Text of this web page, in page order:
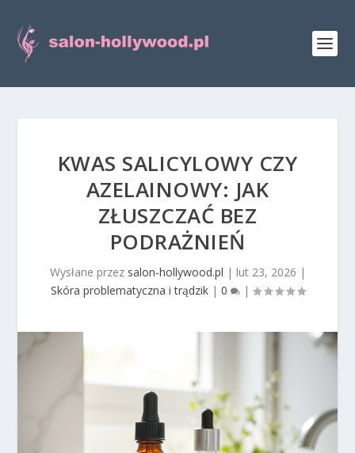
KWAS SALICYLOWY CZY
AZELAINOWY: JAK
ZŁUSZCZAĆ BEZ
PODRAŻNIEŃ
Wysłane przez salon-hollywood.pl | lut 23, 2026 |
Skóra problematyczna i trądzik| 0 |